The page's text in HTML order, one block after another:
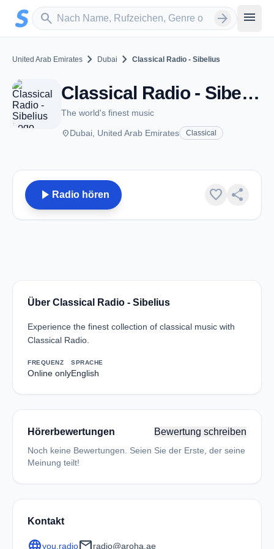
Zum Hauptinhalt springen
search
Sender suchen arrow_forward menu
United Arab Emirates chevron_right Dubai chevron_right Classical Radio - Sibelius
Classical Radio - Sibelius - Dubai
The world's finest music
placeDubai, United Arab Emirates Classical
play_arrow Radio hören favorite share
Über Classical Radio - Sibelius
Experience the finest collection of classical music with
Classical Radio.
FREQUENZ
Online only
SPRACHE
English
Hörerbewertungen Bewertung schreiben
Noch keine Bewertungen. Seien Sie der Erste, der seine
Meinung teilt!
Kontakt
you.radio radio@aroha.ae